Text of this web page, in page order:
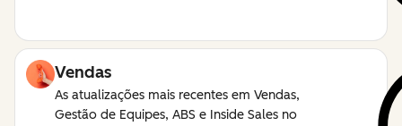
Vendas
As atualizações mais recentes em Vendas,
Gestão de Equipes, ABS e Inside Sales no